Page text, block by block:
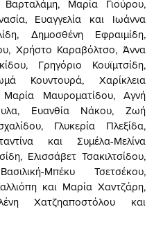
Μαρία Γιούρου,
Ευαγγελία και Ιωάννα
Δημοσθένη Εφραιμίδη,
Χρήστο Καραβόλτσο, Άννα
Γρηγόριο Κουϊμτσίδη,
Κουντουρά, Χαρίκλεια
Μαυροματίδου, Αγνή
Eυανθία Νάκου, Ζωή
Γλυκερία Πλεξίδα,
και Συμέλα-Μελίνα
Ελισσάβετ Τσακιλτσίδου,
Μπέκυ Τσετσέκου,
και Μαρία Χαντζάρη,
Χατζηαποστόλου και